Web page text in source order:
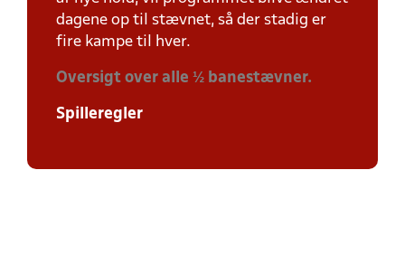
dagene op til stævnet, så der stadig er
fire kampe til hver.
Oversigt over alle ½ banestævner.
Spilleregler